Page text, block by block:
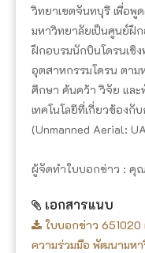
วิทยาเขตจันทบุรี เพื่อ
มหาวิทยาลัยเป็นศูนย์ฝึ
ฝึกอบรมนักบินโดรนเชิ
อุตสาหกรรมโดรน ตา
ศึกษา ค้นคว้า วิจัย แล
เทคโนโลยีที่เกี่ยวข้อง
(Unmanned Aerial:
ผู้จัดทำใบบอกข่าว : คุณ
เอกสารแนบ
ใบบอกข่าว 651020
ความร่วมมือ พัฒนามห